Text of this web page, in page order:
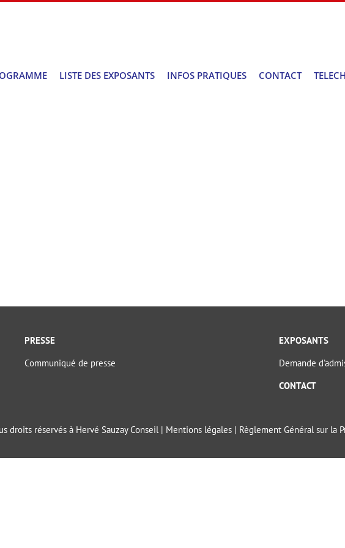
LISTE DES EXPOSANTS INFOS PRATIQUES CONTACT
PRESSE
Communiqué de presse
EXPOSANTS
Demande
CONTACT
droits réservés à Hervé Sauzay Conseil | Mentions légales | Règlement Général sur la